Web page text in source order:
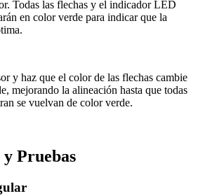
Todas las flechas y el indicador LED
en color verde para indicar que la
y haz que el color de las flechas cambie
mejorando la alineación hasta que todas
se vuelvan de color verde.
Pruebas